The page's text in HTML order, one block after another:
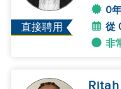
直接聘用
0
從
非
Ritah